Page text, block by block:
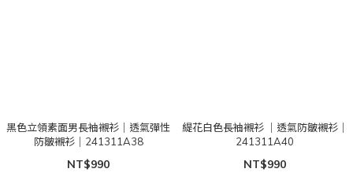
黑色立領素面男長袖襯衫｜透氣彈性
防皺襯衫｜241311A38
NT$990
緹花白色長袖襯衫 ｜透氣防皺襯衫｜
241311A40
NT$990